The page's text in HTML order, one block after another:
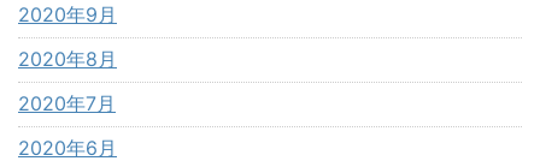
2020年9月
2020年8月
2020年7月
2020年6月